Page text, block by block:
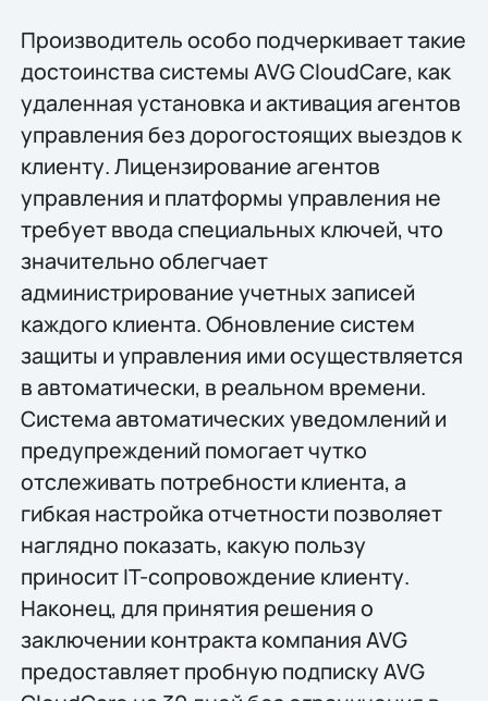
Производитель особо подчеркивает такие
достоинства системы AVG CloudCare, как
удаленная установка и активация агентов
управления без дорогостоящих выездов к
клиенту. Лицензирование агентов
управления и платформы управления не
требует ввода специальных ключей, что
значительно облегчает
администрирование учетных записей
каждого клиента. Обновление систем
защиты и управления ими осуществляется
в автоматически, в реальном времени.
Система автоматических уведомлений и
предупреждений помогает чутко
отслеживать потребности клиента, а
гибкая настройка отчетности позволяет
наглядно показать, какую пользу
приносит IT-сопровождение клиенту.
Наконец, для принятия решения о
заключении контракта компания AVG
предоставляет пробную подписку AVG